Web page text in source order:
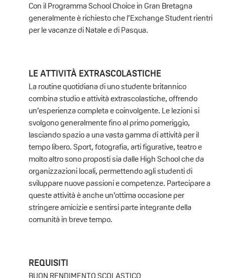
Con il Programma School Choice in Gran Bretagna
generalmente è richiesto che l’Exchange Student rientri
per le vacanze di Natale e di Pasqua.
LE ATTIVITÀ EXTRASCOLASTICHE
La routine quotidiana di uno studente britannico
combina studio e attività extrascolastiche, offrendo
un’esperienza completa e coinvolgente. Le lezioni si
svolgono generalmente fino al primo pomeriggio,
lasciando spazio a una vasta gamma di attività per il
tempo libero. Sport, fotografia, arti figurative, teatro e
molto altro sono proposti sia dalle High School che da
organizzazioni locali, permettendo agli studenti di
sviluppare nuove passioni e competenze. Partecipare a
queste attività è anche un’ottima occasione per
stringere amicizie e sentirsi parte integrante della
comunità in breve tempo.
REQUISITI
BUON RENDIMENTO SCOLASTICO